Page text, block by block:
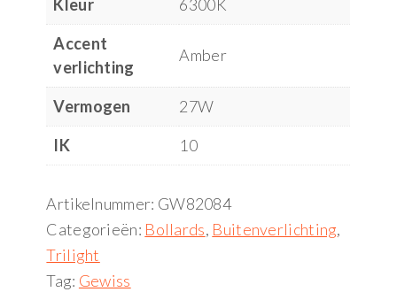
Kleur
6300K
Accent
verlichting
Amber
Vermogen
27W
IK
10
Artikelnummer: GW82084
Categorieën: Bollards, Buitenverlichting,
Trilight
Tag: Gewiss